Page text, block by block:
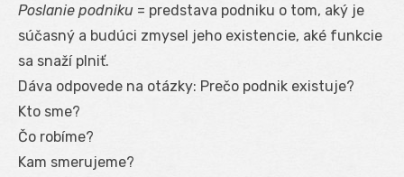
Poslanie podniku = predstava podniku o tom, aký je
súčasný a budúci zmysel jeho existencie, aké funkcie
sa snaží plniť.
Dáva odpovede na otázky: Prečo podnik existuje?
Kto sme?
Čo robíme?
Kam smerujeme?